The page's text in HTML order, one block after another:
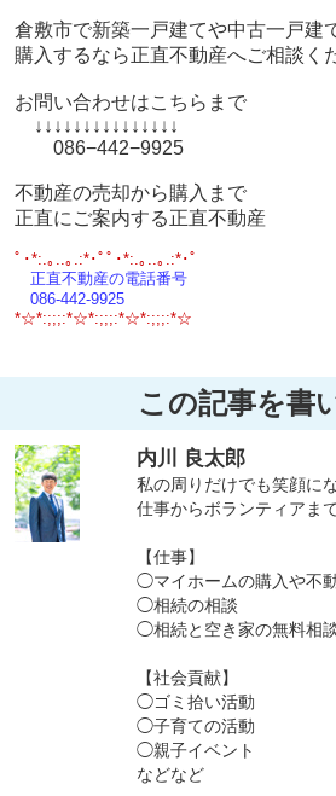
倉敷市で新築一戸建てや中古一戸建
購入するなら正直不動産へご相談く
お問い合わせはこちらまで
↓↓↓↓↓↓↓↓↓↓↓↓↓↓↓
086−442−9925
不動産の売却から購入まで
正直にご案内する正直不動産
ﾟ･*:.｡..｡.:*･ﾟﾟ･*:.｡..｡.:*･ﾟ
正直不動産の電話番号
086-442-9925
*☆*:;;;:*☆*:;;;:*☆*:;;;:*☆
この記事を書
内川 良太郎
私の周りだけでも笑顔に
仕事からボランティアま
【仕事】
◯マイホームの購入や不
◯相続の相談
◯相続と空き家の無料相
【社会貢献】
◯ゴミ拾い活動
◯子育ての活動
◯親子イベント
などなど